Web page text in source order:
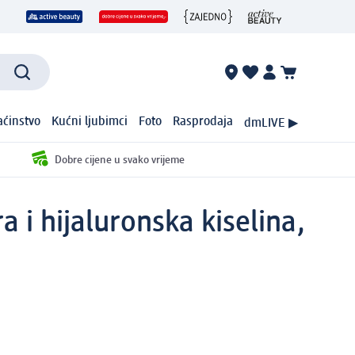
Kućni ljubimci Foto Rasprodaja dmLIVE ▶
Dobre cijene u svako vrijeme
i hijaluronska kiselina,